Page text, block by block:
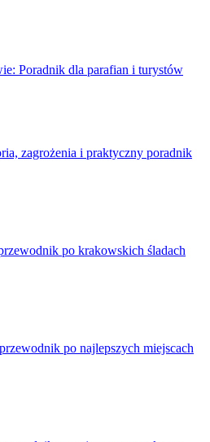
Poradnik dla parafian i turystów
zagrożenia i praktyczny poradnik
po krakowskich śladach
po najlepszych miejscach